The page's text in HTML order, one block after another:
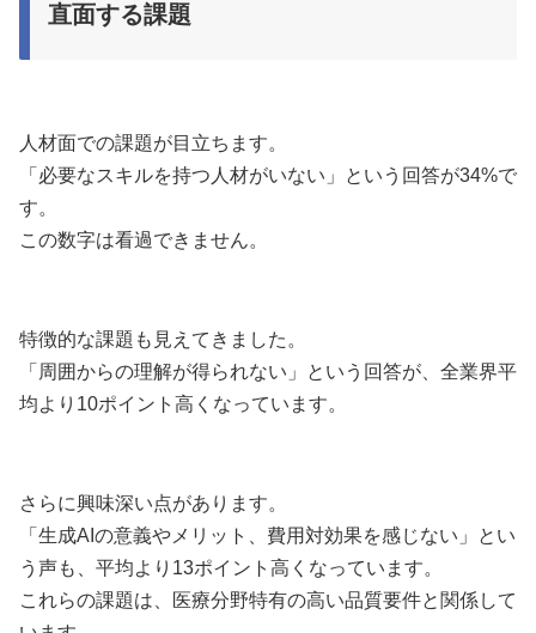
直面する課題
人材面での課題が目立ちます。
「必要なスキルを持つ人材がいない」という回答が34%で
す。
この数字は看過できません。
特徴的な課題も見えてきました。
「周囲からの理解が得られない」という回答が、全業界平
均より10ポイント高くなっています。
さらに興味深い点があります。
「生成AIの意義やメリット、費用対効果を感じない」とい
う声も、平均より13ポイント高くなっています。
これらの課題は、医療分野特有の高い品質要件と関係して